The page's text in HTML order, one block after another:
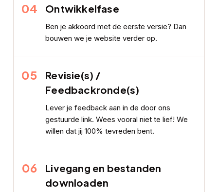
04 Ontwikkelfase
Ben je akkoord met de eerste versie? Dan
bouwen we je website verder op.
05
Revisie(s) /
Feedbackronde(s)
Lever je feedback aan in de door ons
gestuurde link. Wees vooral niet te lief! We
willen dat jij 100% tevreden bent.
06
Livegang en bestanden
downloaden